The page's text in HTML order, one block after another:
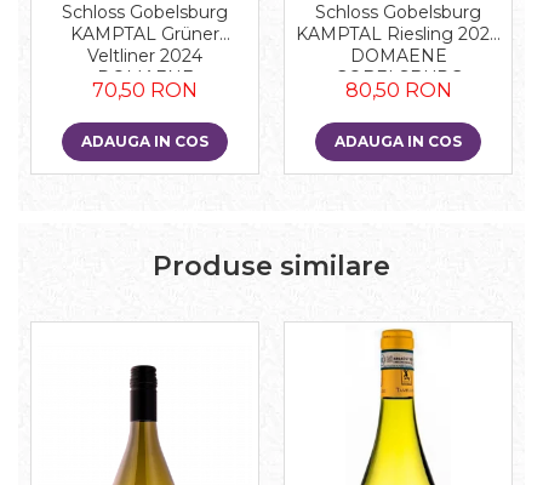
Schloss Gobelsburg
KAMPTAL Grüner
Veltliner 2024
DOMAENE
GOBELSBURG
70,50 RON
ADAUGA IN COS
Schloss Gobelsburg
KAMPTAL Riesling 2024
DOMAENE
GOBELSBURG
80,50 RON
ADAUGA IN COS
Produse similare